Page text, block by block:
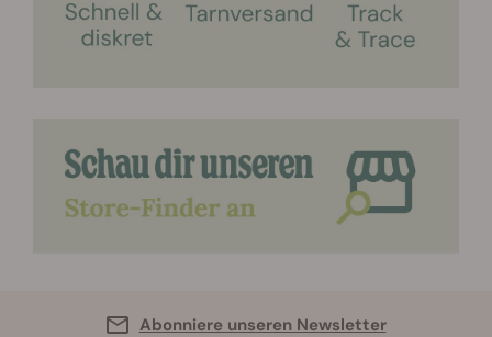
Abonniere unseren Newsletter